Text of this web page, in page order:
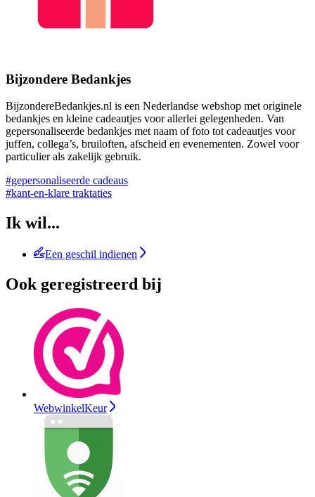
Bijzondere Bedankjes
BijzondereBedankjes.nl is een Nederlandse webshop met originele
bedankjes en kleine cadeautjes voor allerlei gelegenheden. Van
gepersonaliseerde bedankjes met naam of foto tot cadeautjes voor
juffen, collega’s, bruiloften, afscheid en evenementen. Zowel voor
particulier als zakelijk gebruik.
#gepersonaliseerde cadeaus
#kant-en-klare traktaties
Ik wil...
Een geschil indienen
Ook geregistreerd bij
WebwinkelKeur